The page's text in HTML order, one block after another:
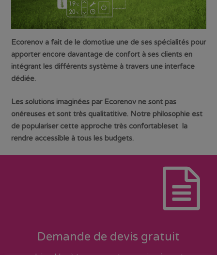
Ecorenova fait de le domotiueune de ses spécialités pour
apporter encore davantage de confort à ses clients en
intégrant les différents système à travers une interface
dédiée.
Les solutions imaginées par Ecorenovne sont pas
onéreuses et sont très qualitatitive. Notre philosophie est
de populariser cette approche très confortablesetla
rendre accessible à tous les budgets.
Demande de devis gratuit